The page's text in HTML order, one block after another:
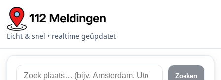
Licht & snel • realtime geüpdatet
Zoek 112 meldingen
Zoek plaats of regio Zoeken